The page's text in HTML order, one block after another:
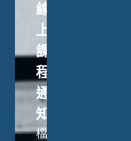
線
上
課
程
通
知
檔